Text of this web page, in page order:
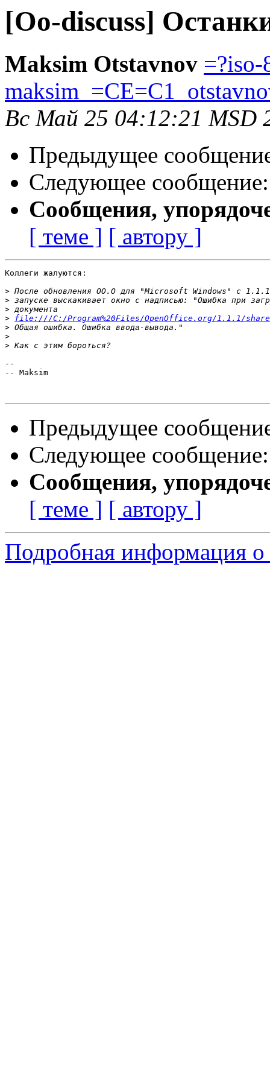
[Oo-discuss]
Maksim Otstavnov =?iso-
Вс Май 25 04:12:21 MSD
Предыдущее
Следующее
Сообщения,
[ теме ] [ автору ]
Коллеги жалуются:
>
>
>
> file:///C:/Program%20Files/OpenOffice.org/1.1.1/
>
>
>
--
-- Maksim
Предыдущее
Следующее
Сообщения,
[ теме ] [ автору ]
Подробная информация о